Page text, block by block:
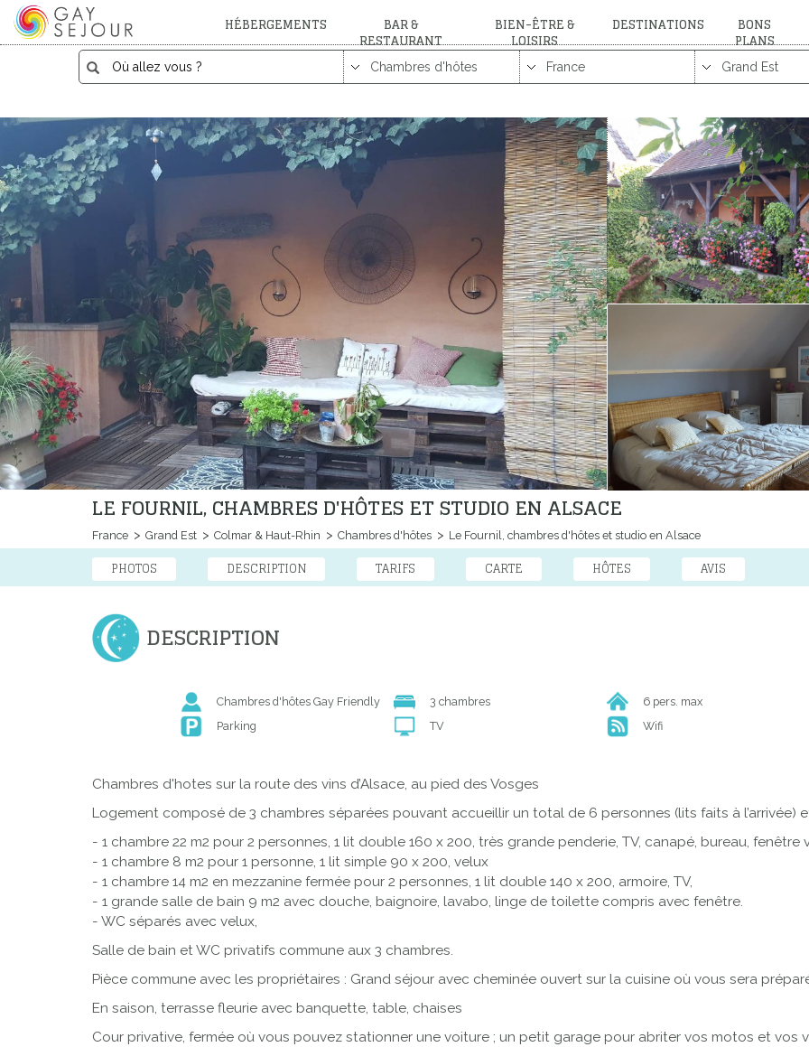
HÉBERGEMENTS BAR &
RESTAURANT
BIEN-ÊTRE &
LOISIRS
DESTINATIONS BONS
PLANS
LE FOURNIL, CHAMBRES D'HÔTES ET STUDIO EN ALSACE
France Grand Est Colmar & Haut-Rhin Chambres d'hôtes Le Fournil, chambres d'hôtes et studio en Alsace
PHOTOS DESCRIPTION TARIFS CARTE HÔTES AVIS
DESCRIPTION
Chambres d'hôtes Gay Friendly 3 chambres
6 pers. max
Parking
TV Wifi
Chambres d'hotes sur la route des vins d’Alsace, au pied des Vosges
Logement composé de 3 chambres séparées pouvant accueillir un total de 6 personnes (lits faits à
- 1 chambre 22 m2 pour 2 personnes, 1 lit double 160 x 200, très grande penderie, TV, canapé, bureau, fenêtre
- 1 chambre 8 m2 pour 1 personne, 1 lit simple 90 x 200, velux
- 1 chambre 14 m2 en mezzanine fermée pour 2 personnes, 1 lit double 140 x 200, armoire, TV,
- 1 grande salle de bain 9 m2 avec douche, baignoire, lavabo, linge de toilette compris avec fenêtre.
- WC séparés avec velux,
Salle de bain et WC privatifs commune aux 3 chambres.
Pièce commune avec les propriétaires : Grand séjour avec cheminée ouvert sur la cuisine où vous sera
En saison, terrasse fleurie avec banquette, table, chaises
Cour privative, fermée où vous pouvez stationner une voiture ; un petit garage pour abriter vos motos et vos